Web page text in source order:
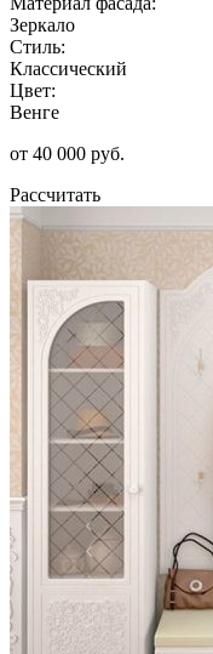
Зеркало
Стиль:
Классический
Цвет:
Венге
от 40 000 руб.
Рассчитать